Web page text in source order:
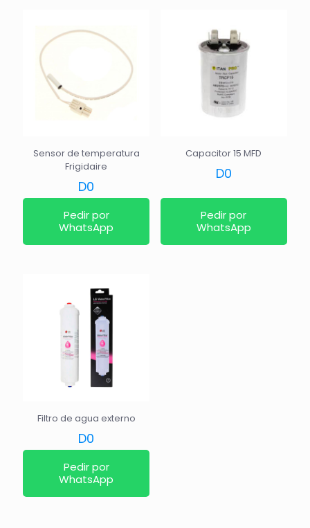
Sensor de temperatura
Frigidaire
D0
Pedir por
WhatsApp
Capacitor 15 MFD
D0
Pedir por
WhatsApp
Filtro de agua externo
D0
Pedir por
WhatsApp